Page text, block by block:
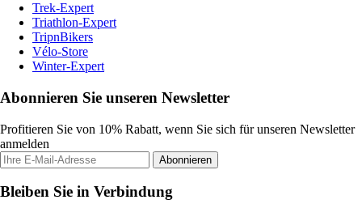
Trek-Expert
Triathlon-Expert
TripnBikers
Vélo-Store
Winter-Expert
Abonnieren Sie unseren Newsletter
Profitieren Sie von 10% Rabatt, wenn Sie sich für unseren Newsletter
anmelden
Abonnieren
Bleiben Sie in Verbindung